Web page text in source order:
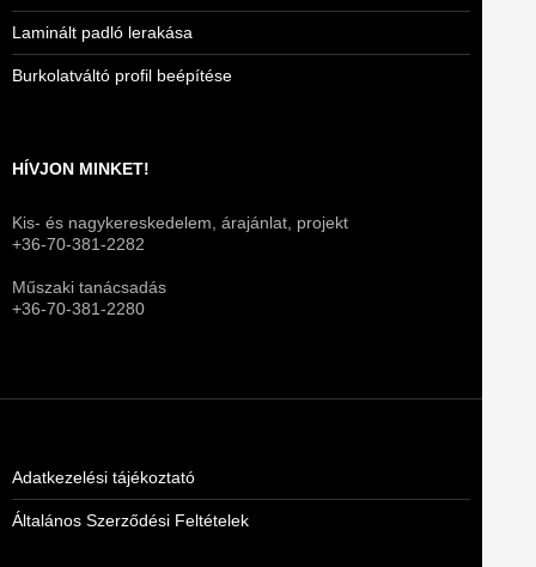
Laminált padló lerakása
Burkolatváltó profil beépítése
HÍVJON MINKET!
Kis- és nagykereskedelem, árajánlat, projekt
+36-70-381-2282
Műszaki tanácsadás
+36-70-381-2280
Adatkezelési tájékoztató
Általános Szerződési Feltételek